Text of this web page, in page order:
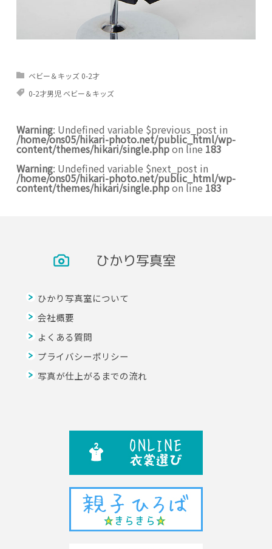
ベビー＆キッズ 0-2才
0-2才男児 ベビー＆キッズ
Warning: Undefined variable $previous_post in
/home/ons05/hikari-photo.net/public_html/wp-
content/themes/hikari/single.phpon line 183
Warning: Undefined variable $next_post in
/home/ons05/hikari-photo.net/public_html/wp-
content/themes/hikari/single.phpon line 183
ひかり写真室
ひかり写真室について
会社概要
よくある質問
プライバシーポリシー
写真が仕上がるまでの流れ